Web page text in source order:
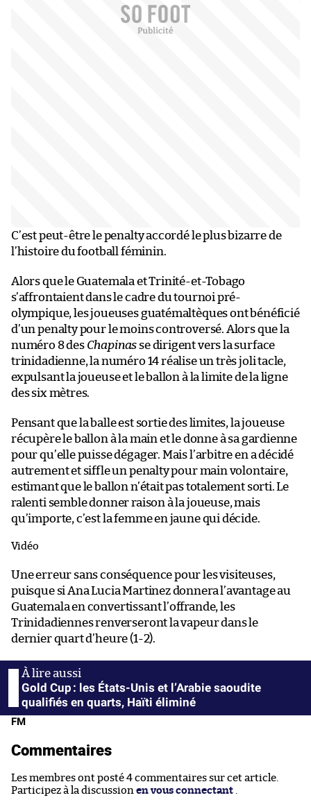
C’est peut-être le penalty accordé le plus bizarre de
l’histoire du football féminin.
Alors que le Guatemala et Trinité-et-Tobago
s’affrontaient dans le cadre du tournoi pré-
olympique, les joueuses guatémaltèques ont bénéficié
d’un penalty pour le moins controversé. Alors que la
numéro 8 des Chapinas se dirigent vers la surface
trinidadienne, la numéro 14 réalise un très joli tacle,
expulsant la joueuse et le ballon à la limite de la ligne
des six mètres.
Pensant que la balle est sortie des limites, la joueuse
récupère le ballon à la main et le donne à sa gardienne
pour qu’elle puisse dégager. Mais l’arbitre en a décidé
autrement et siffle un penalty pour main volontaire,
estimant que le ballon n’était pas totalement sorti. Le
ralenti semble donner raison à la joueuse, mais
qu’importe, c’est la femme en jaune qui décide.
Vidéo
Une erreur sans conséquence pour les visiteuses,
puisque si Ana Lucia Martinez donnera l’avantage au
Guatemala en convertissant l’offrande, les
Trinidadiennes renverseront la vapeur dans le
dernier quart d’heure (1-2).
Gold Cup : les États-Unis et l’Arabie saoudite
qualifiés en quarts, Haïti éliminé
FM
Commentaires
Les membres ont posté 4 commentaires sur cet article.
Participez à la discussion en vous connectant .